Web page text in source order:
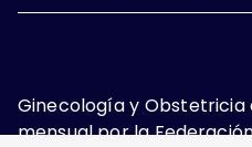
Ginecología y Obstetricia
mensual por la